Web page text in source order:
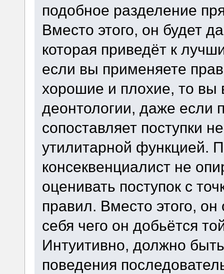
подобное разделение
Вместо этого, он будет
которая приведёт к
если вы применяете
хорошие и плохие, то
деонтологии, даже если
сопоставляет поступки
утилитарной функцией.
консеквенциалист не
оценивать поступок с
правил. Вместо этого,
себя чего он добьётся
Интуитивно, должно
поведения